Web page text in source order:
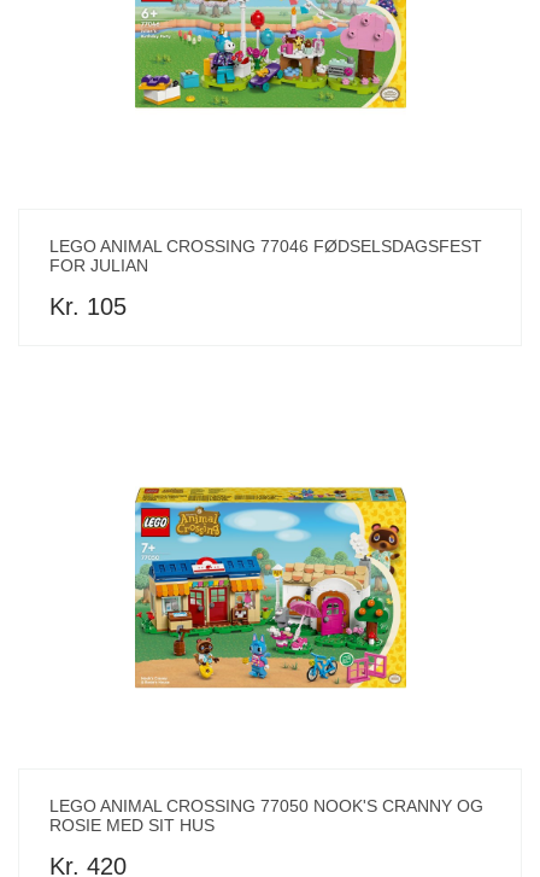
LEGO ANIMAL CROSSING 77046 FØDSELSDAGSFEST
FOR JULIAN
Kr. 105
LEGO ANIMAL CROSSING 77050 NOOK'S CRANNY OG
ROSIE MED SIT HUS
Kr. 420